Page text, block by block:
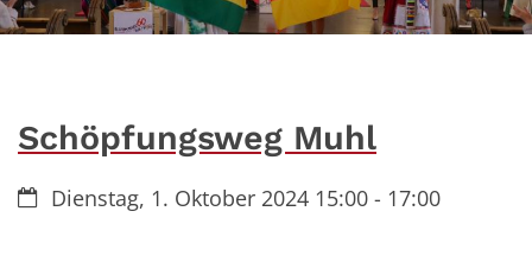
Schöpfungsweg Muhl
Datum:Dienstag, 1. Oktober 2024 15:00 - 17:00